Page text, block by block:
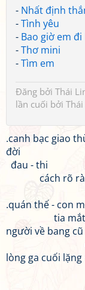
- Nhất định
-Tình yêu
- Bao giờ em
-Thơ mini
-Tìm em
Đăng bởi Thái
lần cuối bởi
.canh bạc giao
đời
đau - thi
cách rõ
.quán thế - con
tia mắt
người về bang
cố nhân
lòng ga cuối